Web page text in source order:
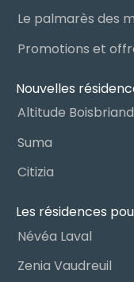
Promotions et
Nouvelles
Altitude Boisbriand
Suma
Citizia
Les résidences
Névéa Laval
Zenia Vaudreuil